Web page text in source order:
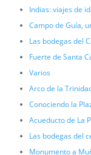
Indias: viajes de
Campo de Guía,
Las bodegas del
Fuerte de Santa
Varios
Arco de la
Conociendo la
Acueducto de La
Las bodegas del
Monumento a